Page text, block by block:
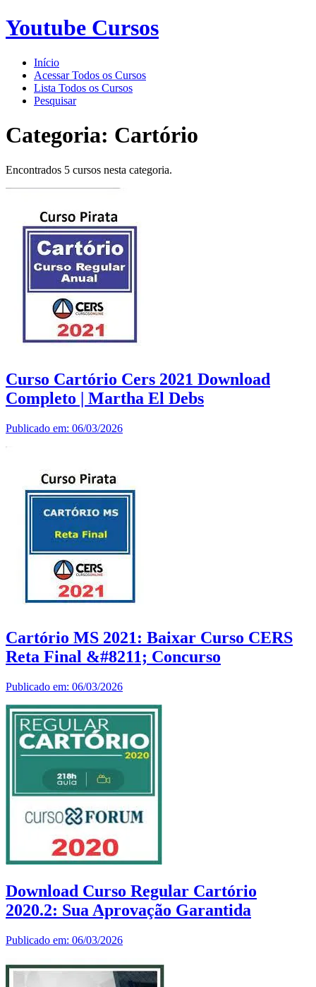
Youtube Cursos
Início
Acessar Todos os Cursos
Lista Todos os Cursos
Pesquisar
Categoria: Cartório
Encontrados 5 cursos nesta categoria.
Curso Cartório Cers 2021 Download
Completo | Martha El Debs
Publicado em: 06/03/2026
Cartório MS 2021: Baixar Curso CERS
Reta Final &#8211; Concurso
Publicado em: 06/03/2026
Download Curso Regular Cartório
2020.2: Sua Aprovação Garantida
Publicado em: 06/03/2026